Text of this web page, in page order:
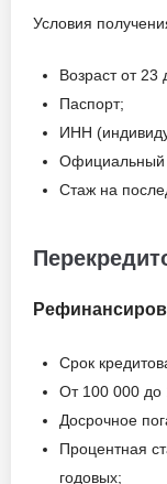
Условия
Возраст от 23
Паспорт;
ИНН
Официальный
Стаж на
Срок
От 100 000 до
Досрочное
Процентная
годовых;